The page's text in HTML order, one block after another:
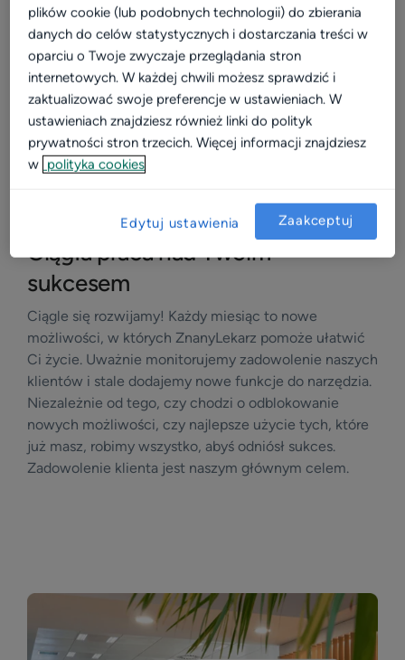
Ciągła praca nad Twoim
sukcesem
Ciągle się rozwijamy! Każdy miesiąc to nowe
możliwości, w których ZnanyLekarz pomoże ułatwić
Ci życie. Uważnie monitorujemy zadowolenie naszych
klientów i stale dodajemy nowe funkcje do narzędzia.
Niezależnie od tego, czy chodzi o odblokowanie
nowych możliwości, czy najlepsze użycie tych, które
już masz, robimy wszystko, abyś odniósł sukces.
Zadowolenie klienta jest naszym głównym celem.
plików cookie (lub podobnych technologii) do zbierania
danych do celów statystycznych i dostarczania treści w
oparciu o Twoje zwyczaje przeglądania stron
internetowych. W każdej chwili możesz sprawdzić i
zaktualizować swoje preferencje w ustawieniach. W
ustawieniach znajdziesz również linki do polityk
prywatności stron trzecich. Więcej informacji znajdziesz
w polityka cookies
Edytuj ustawienia Zaakceptuj